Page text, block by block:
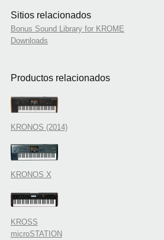
Sitios relacionados
Bonus Sound Library for KROME
Downloads
Productos relacionados
KRONOS (2014)
KRONOS X
KROSS
microSTATION